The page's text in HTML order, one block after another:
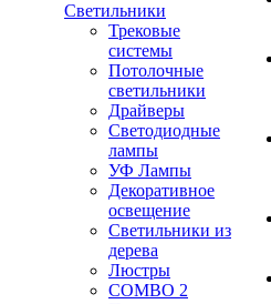
Светильники
Трековые
системы
Потолочные
светильники
Драйверы
Светодиодные
лампы
УФ Лампы
Декоративное
освещение
Светильники из
дерева
Люстры
COMBO 2